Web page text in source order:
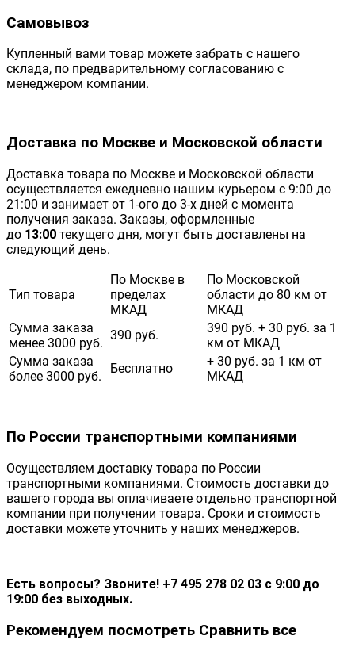
Самовывоз
Купленный вами товар можете забрать с нашего
склада, по предварительному согласованию с
менеджером компании.
Доставка по Москве и Московской области
Доставка товара по Москве и Московской области
осуществляется ежедневно нашим курьером с 9:00 до
21:00 и занимает от 1-ого до 3-х дней с момента
получения заказа. Заказы, оформленные
до 13:00 текущего дня, могут быть доставлены на
следующий день.
Тип товара
По Москве в
пределах
МКАД
По Московской
области до 80 км от
МКАД
Сумма заказа
менее 3000 руб.
390 руб.
390 руб. + 30 руб. за 1
км от МКАД
Сумма заказа
более 3000 руб.
Бесплатно
+ 30 руб. за 1 км от
МКАД
По России транспортными компаниями
Осуществляем доставку товара по России
транспортными компаниями. Стоимость доставки до
вашего города вы оплачиваете отдельно транспортной
компании при получении товара. Сроки и стоимость
доставки можете уточнить у наших менеджеров.
Есть вопросы? Звоните! +7 495 278 02 03 с 9:00 до
19:00 без выходных.
Рекомендуем посмотреть Сравнить все